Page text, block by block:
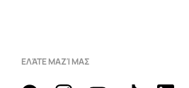
ΕΛΆΤΕ ΜΑΖΊ ΜΑΣ